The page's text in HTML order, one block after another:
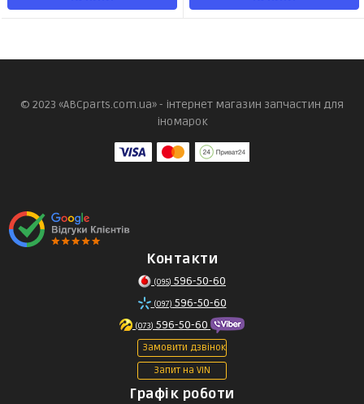
© 2023 «ABCparts.com.ua» - інтернет магазин запчастин для
іномарок
Контакти
(095) 596-50-60
(097) 596-50-60
(073) 596-50-60
Замовити дзвінок
Запит на VIN
Графік роботи